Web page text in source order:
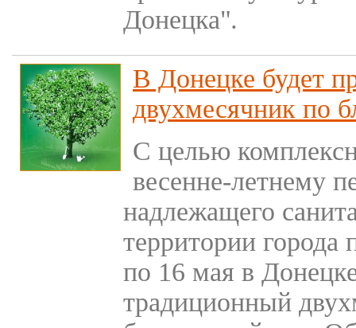
Донецка".
В Донецке будет
двухмесячник по
С целью
весенне-летнему
надлежащего
территории города
по 16 мая в
традиционный